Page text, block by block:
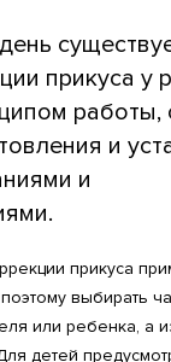
прикуса у
работы,
и
и
прикуса
выбирать
или ребенка, а
детей